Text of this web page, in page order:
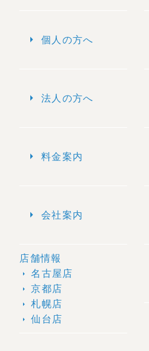
arrow_right 個人の方へ
arrow_right 法人の方へ
arrow_right 料金案内
arrow_right 会社案内
店舗情報
arrow_right 名古屋店
arrow_right 京都店
arrow_right 札幌店
arrow_right 仙台店